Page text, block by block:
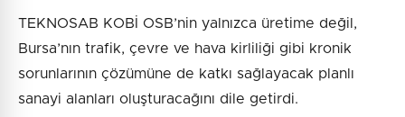
TEKNOSAB KOBİ OSB’nin yalnızca üretime değil,
Bursa’nın trafik, çevre ve hava kirliliği gibi kronik
sorunlarının çözümüne de katkı sağlayacak planlı
sanayi alanları oluşturacağını dile getirdi.